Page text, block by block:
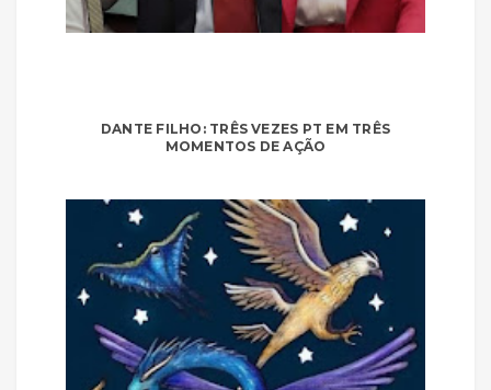
DANTE FILHO: TRÊS VEZES PT EM TRÊS
MOMENTOS DE AÇÃO